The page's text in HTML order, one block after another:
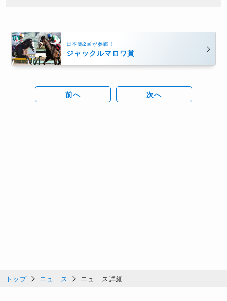
日本馬2頭が参戦！
ジャックルマロワ賞
前へ 次へ
トップ ニュース ニュース詳細